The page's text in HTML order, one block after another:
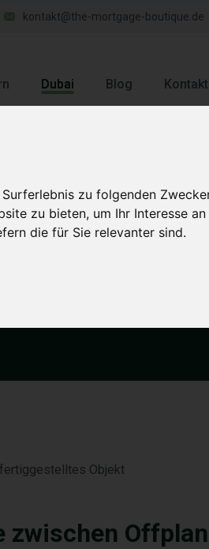
zu folgenden
zu bieten, um Ihr Interesse
die für Sie relevanter sind.
kontakt@the-mortgage-boutique.de
Dubai Blog Kontakt
zwischen